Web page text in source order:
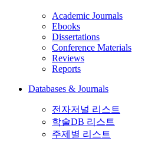
Academic Journals
Ebooks
Dissertations
Conference Materials
Reviews
Reports
Databases & Journals
전자저널 리스트
학술DB 리스트
주제별 리스트